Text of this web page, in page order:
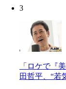
3
「ロケで『
田哲平、“若